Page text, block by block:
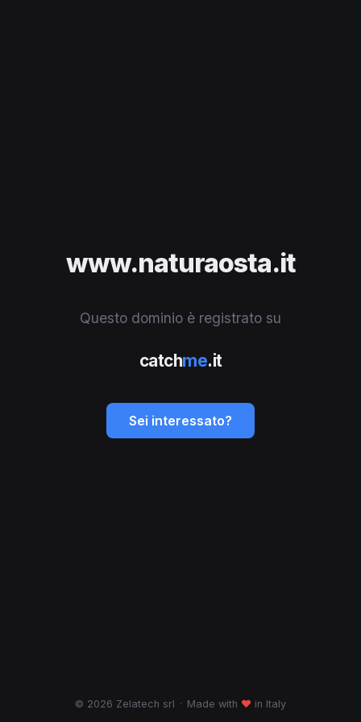
www.naturaosta.it
Questo dominio è registrato su
catchme.it
Sei interessato?
© 2026 Zelatech srl · Made with ♥ in Italy